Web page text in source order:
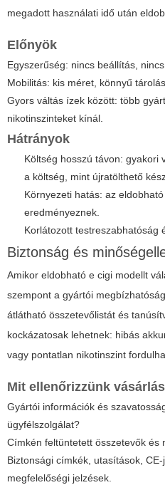
megadott használati idő után
Előnyök
Egyszerűség: nincs beállítás,
Mobilitás: kis méret, könnyű
Gyors váltás ízek között: több
nikotinszinteket kínál.
Hátrányok
Költség hosszú távon: gyakori
a költség, mint újratölthető
Környezeti hatás: az
eredményeznek.
Korlátozott testreszabhatóság
Biztonság és
Amikor eldobható e cigi modellt
szempont a gyártói
átlátható összetevőlistát és
kockázatosak lehetnek: hibás
vagy pontatlan nikotinszint
Mit ellenőrizzünk
Gyártói információk és
ügyfélszolgálat?
Címkén feltüntetett összetevők és
Biztonsági címkék, utasítások,
megfelelőségi jelzések.